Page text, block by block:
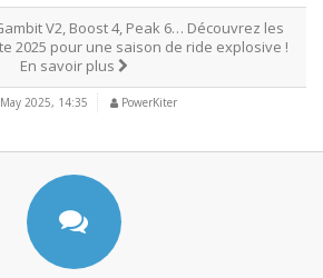
V2, Boost 4, Peak 6… Découvrez les
2025 pour une saison de ride explosive !
En savoir plus
2025, 14:35 PowerKiter